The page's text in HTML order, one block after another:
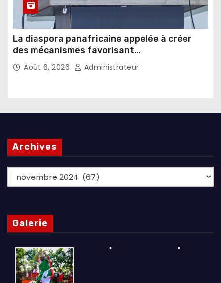
La diaspora panafricaine appelée à créer
des mécanismes favorisant
l’investissement dans les pays d’origine
Août 6, 2026 Administrateur
Archives
Galerie